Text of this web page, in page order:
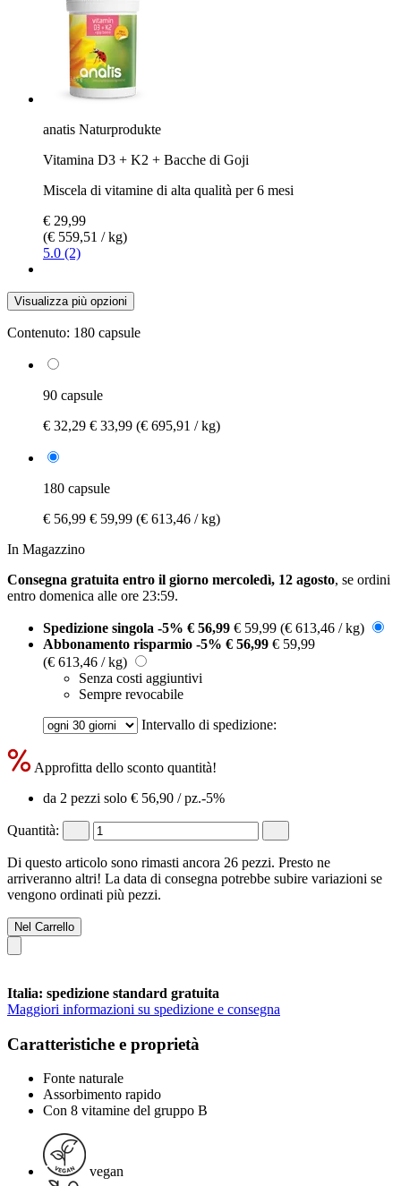
anatis Naturprodukte
Vitamina D3 + K2 + Bacche di Goji
Miscela di vitamine di alta qualità per 6 mesi
€ 29,99
(€ 559,51 / kg)
5.0 (2)
Visualizza più opzioni
Contenuto: 180 capsule
90 capsule
€ 32,29 € 33,99 (€ 695,91 / kg)
180 capsule
€ 56,99 € 59,99 (€ 613,46 / kg)
In Magazzino
Consegna gratuita entro il giorno mercoledì, 12 agosto, se ordini
entro domenica alle ore 23:59.
Spedizione singola -5% € 56,99 € 59,99 (€ 613,46 / kg)
Abbonamento risparmio -5% € 56,99 € 59,99
(€ 613,46 / kg)
Senza costi aggiuntivi
Sempre revocabile
Intervallo di spedizione:
Approfitta dello sconto quantità!
da 2 pezzi solo € 56,90 / pz.-5%
Quantità:
Di questo articolo sono rimasti ancora 26 pezzi. Presto ne
arriveranno altri! La data di consegna potrebbe subire variazioni se
vengono ordinati più pezzi.
Nel Carrello
Italia: spedizione standard gratuita
Maggiori informazioni su spedizione e consegna
Caratteristiche e proprietà
Fonte naturale
Assorbimento rapido
Con 8 vitamine del gruppo B
vegan